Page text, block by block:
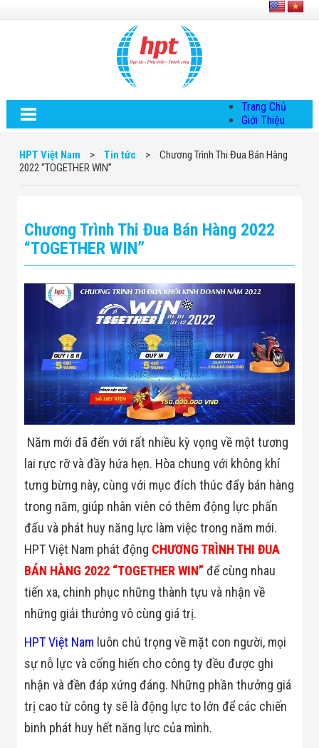
Trang Chủ
Giới Thiệu
Nam
Hội Đồng Quản
Mật Thông Tin
Thông Tin
Chuyển Khoản
Giải Pháp
Bị Ngành Thủy
Sản - Đông
Lạnh
Giải Pháp Thiết
Bị Ngành Thực
Phẩm Đóng Gói
Giải Pháp Thiết
Bị Ngành May
Giải Pháp Thiết
Bị Ngành Linh
Kiện Điện Tử
Giải Pháp Thiết
Bị Ngành Giáo
Dục
Giải Pháp Thiết
Lẻ - Retail
Giải Pháp
Chuyên Dụng
Ngành Công An
Giữ Xe Thông
Minh
Sản Phẩm
THIẾT BỊ AN
NINH
Camera Thông
HPT Việt Nam > Tin tức >
Chương Trình Thi Đua Bán Hàng
2022 “TOGETHER WIN”
Chương Trình Thi Đua Bán Hàng 2022
“TOGETHER WIN”
Năm mới đã đến với rất nhiều kỳ vọng về một tương
lai rực rỡ và đầy hứa hẹn. Hòa chung với không khí
tưng bừng này, cùng với mục đích thúc đẩy bán hàng
trong năm, giúp nhân viên có thêm động lực phấn
đấu và phát huy năng lực làm việc trong năm mới.
HPT Việt Nam phát động CHƯƠNG TRÌNH THI ĐUA
BÁN HÀNG 2022 “TOGETHER WIN” để cùng nhau
tiến xa, chinh phục những thành tựu và nhận về
những giải thưởng vô cùng giá trị.
HPT Việt Nam luôn chú trọng về mặt con người, mọi
sự nỗ lực và cống hiến cho công ty đều được ghi
nhận và đền đáp xứng đáng. Những phần thưởng giá
trị cao từ công ty sẽ là động lực to lớn để các chiến
binh phát huy hết năng lực của mình.